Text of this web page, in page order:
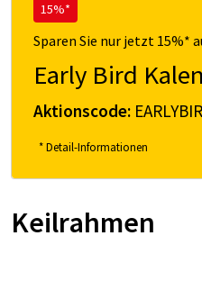
15%*
Sparen Sie nur jetzt 15%*
Early Bird
Aktionscode:
* Detail-Informationen
Keilrahmen